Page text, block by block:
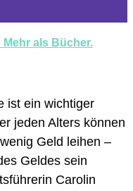
als Bücher.
ist ein wichtiger
jeden Alters können
Geld leihen –
Geldes sein
Carolin